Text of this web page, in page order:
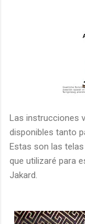
Las instrucciones
disponibles tanto
Estas son las
que utilizaré para
Jakard.